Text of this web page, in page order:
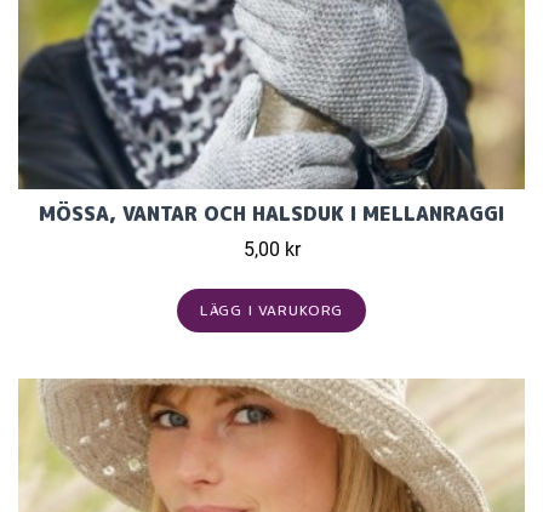
MÖSSA, VANTAR OCH HALSDUK I MELLANRAGGI
5,00 kr
LÄGG I VARUKORG